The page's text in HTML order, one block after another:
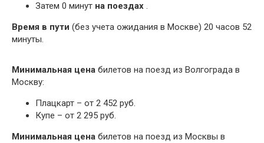
Затем 0 минут на поездах .
Время в пути (без учета ожидания в Москве) 20 часов 52
минуты.
Минимальная цена билетов на поезд из Волгограда в
Москву:
Плацкарт – от 2 452 руб.
Купе – от 2 295 руб.
Минимальная цена билетов на поезд из Москвы в